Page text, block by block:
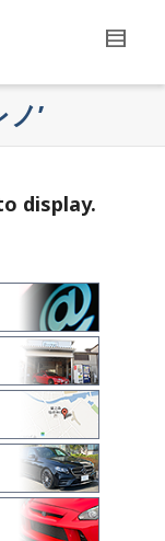
’
display.